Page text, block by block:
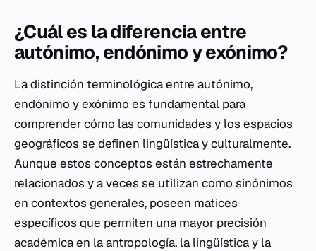
¿Cuál es la diferencia entre
autónimo, endónimo y exónimo?
La distinción terminológica entre autónimo,
endónimo y exónimo es fundamental para
comprender cómo las comunidades y los espacios
geográficos se definen lingüística y culturalmente.
Aunque estos conceptos están estrechamente
relacionados y a veces se utilizan como sinónimos
en contextos generales, poseen matices
específicos que permiten una mayor precisión
académica en la antropología, la lingüística y la